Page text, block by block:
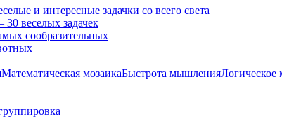
и интересные задачки со всего света
веселых задачек
сообразительных
Математическая мозаикаБыстрота мышления